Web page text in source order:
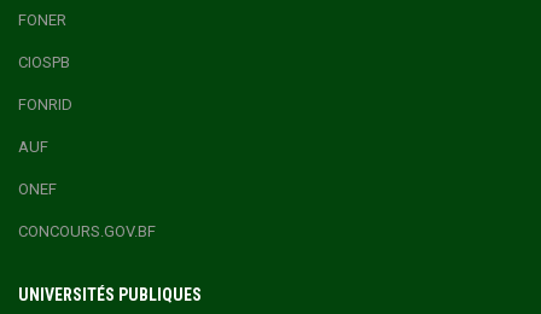
FONER
CIOSPB
FONRID
AUF
ONEF
CONCOURS.GOV.BF
UNIVERSITÉS PUBLIQUES